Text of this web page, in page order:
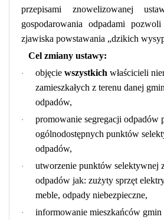
przepisami znowelizowanej
gospodarowania odpadami
zjawiska powstawania „dzikich
Cel zmiany ustawy:
· objęcie wszystkich właścicieli
zamieszkałych z terenu danej
odpadów,
·
promowanie segregacji odpadów
ogólnodostępnych punktów
odpadów,
·
utworzenie punktów selektywnej
odpadów jak: zużyty sprzęt
meble, odpady niebezpieczne,
·
informowanie mieszkańców gmin